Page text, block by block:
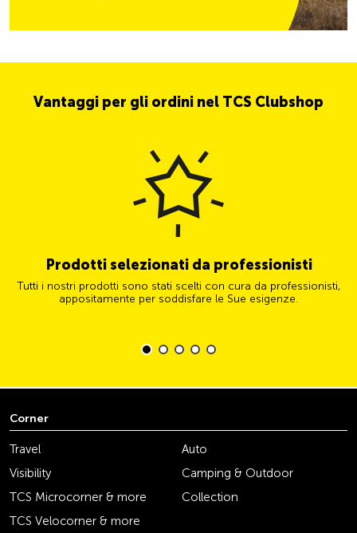
Vantaggi per gli ordini nel TCS Clubshop
Prodotti selezionati da professionisti
Tutti i nostri prodotti sono stati scelti con cura da professionisti,
appositamente per soddisfare le Sue esigenze.
Corner
Travel
Auto
Visibility
Camping & Outdoor
TCS Microcorner & more
Collection
TCS Velocorner & more